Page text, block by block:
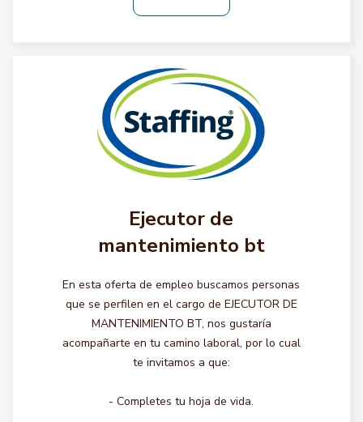
Ejecutor de
mantenimiento bt
En esta oferta de empleo buscamos personas
que se perfilen en el cargo de EJECUTOR DE
MANTENIMIENTO BT, nos gustaría
acompañarte en tu camino laboral, por lo cual
te invitamos a que:
- Completes tu hoja de vida.